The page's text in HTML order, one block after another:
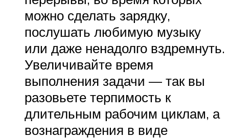
можно сделать зарядку,
послушать любимую музыку
или даже ненадолго вздремнуть.
Увеличивайте время
выполнения задачи — так вы
разовьете терпимость к
длительным рабочим циклам, а
вознаграждения в виде